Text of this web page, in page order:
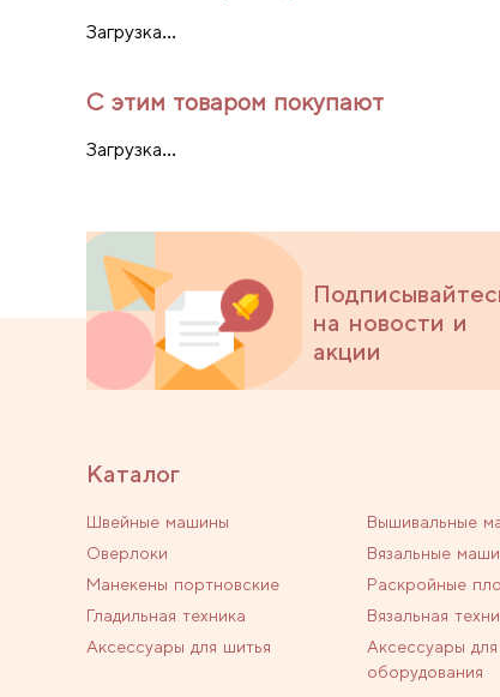
Загрузка...
С этим товаром покупают
Загрузка...
на новости и
акции
Каталог
Швейные машины
Вышивальные
Оверлоки
Вязальные
Манекены портновские
Раскройные
Гладильная техника
Вязальная
Аксессуары для шитья
Аксессуары
оборудования